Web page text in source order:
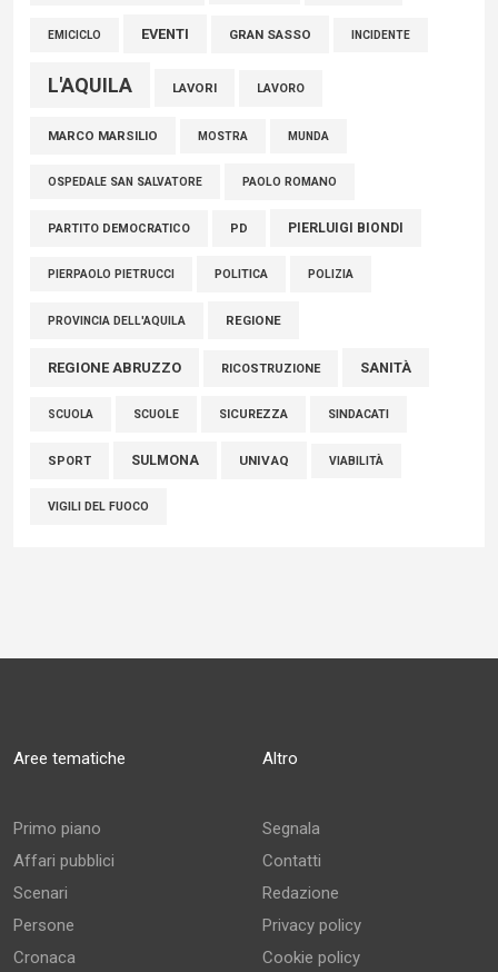
EMICICLO EVENTI GRAN SASSO INCIDENTE
L'AQUILA LAVORI LAVORO
MARCO MARSILIO MOSTRA MUNDA
OSPEDALE SAN SALVATORE PAOLO ROMANO
PARTITO DEMOCRATICO PD PIERLUIGI BIONDI
PIERPAOLO PIETRUCCI POLITICA POLIZIA
PROVINCIA DELL'AQUILA REGIONE
REGIONE ABRUZZO RICOSTRUZIONE SANITÀ
SCUOLA SCUOLE SICUREZZA SINDACATI
SPORT SULMONA UNIVAQ VIABILITÀ
VIGILI DEL FUOCO
Aree tematiche
Primo piano
Affari pubblici
Scenari
Persone
Cronaca
Altro
Segnala
Contatti
Redazione
Privacy policy
Cookie policy